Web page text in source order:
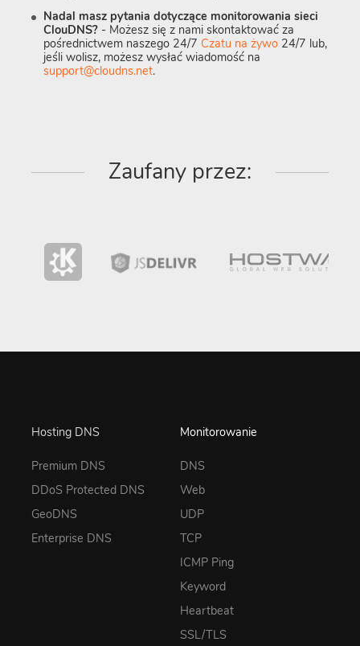
Nadal masz pytania dotyczące monitorowania sieci
ClouDNS? - Możesz się z nami skontaktować za
pośrednictwem naszego 24/7 Czatu na żywo 24/7 lub,
jeśli wolisz, możesz wysłać wiadomość na
support@cloudns.net.
Zaufany przez:
Hosting DNS
Premium DNS
DDoS Protected DNS
GeoDNS
Enterprise DNS
Monitorowanie
DNS
Web
UDP
TCP
ICMP Ping
Keyword
Heartbeat
SSL/TLS